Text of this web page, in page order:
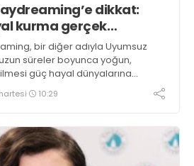
dikkat:
kurma gerçek
bir diğer adıyla Uyumsuz
süreler boyunca yoğun,
güç hayal dünyalarına
10:29